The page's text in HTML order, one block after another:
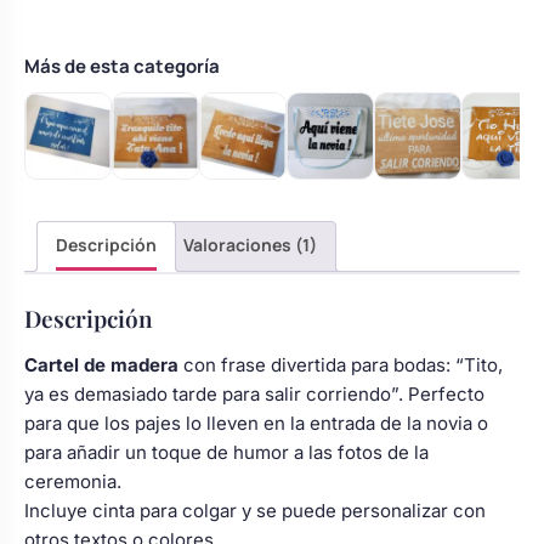
floral coche
cantidad
Más de esta categoría
Descripción Valoraciones (1)
Descripción
Cartel de madera con frase divertida para bodas: “Tito,
ya es demasiado tarde para salir corriendo”. Perfecto
para que los pajes lo lleven en la entrada de la novia o
para añadir un toque de humor a las fotos de la
ceremonia.
Incluye cinta para colgar y se puede personalizar con